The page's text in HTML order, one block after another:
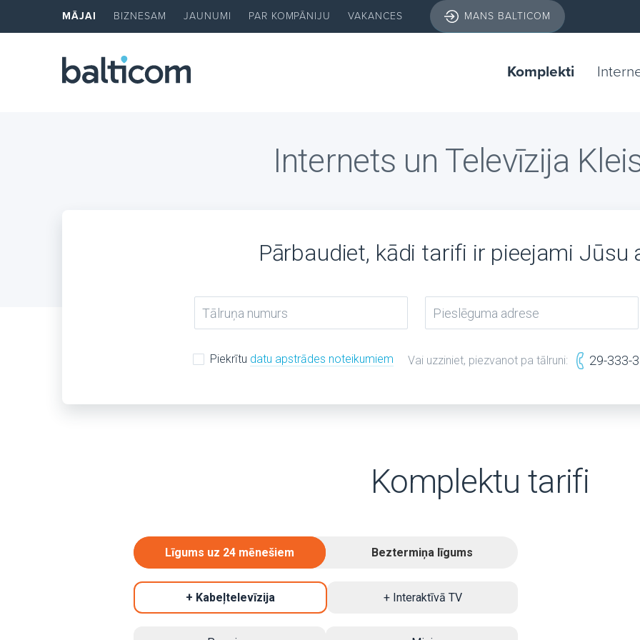
MĀJAI BIZNESAM JAUNUMI PAR KOMPĀNIJU VAKANCES MANS BALTICOM
Komplekti
Internets un Televīzija
Pārbaudiet, kādi tarifi ir pieejami Jūsu
Piekrītu datu apstrādes noteikumiem Vai uzziniet, piezvanot pa tālruni: 29-333-
Komplektu tarifi
Līgums uz 24 mēnešiem Beztermiņa līgums
+ Kabeļtelevīzija + Interaktīvā TV